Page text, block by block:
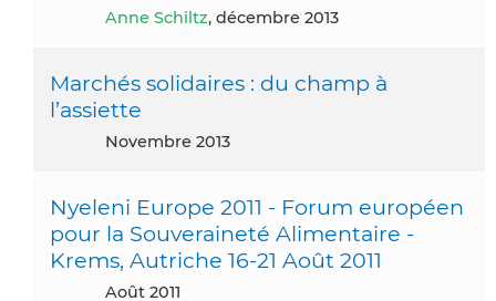
Anne Schiltz, décembre 2013
Marchés solidaires : du champ à
l’assiette
novembre 2013
Nyeleni Europe 2011 - Forum européen
pour la Souveraineté Alimentaire -
Krems, Autriche 16-21 Août 2011
août 2011